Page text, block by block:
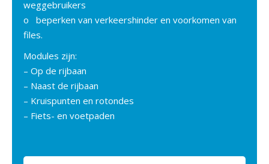
weggebruikers
o beperken van verkeershinder en voorkomen van
files.
Modules zijn:
– Op de rijbaan
– Naast de rijbaan
– Kruispunten en rotondes
– Fiets- en voetpaden